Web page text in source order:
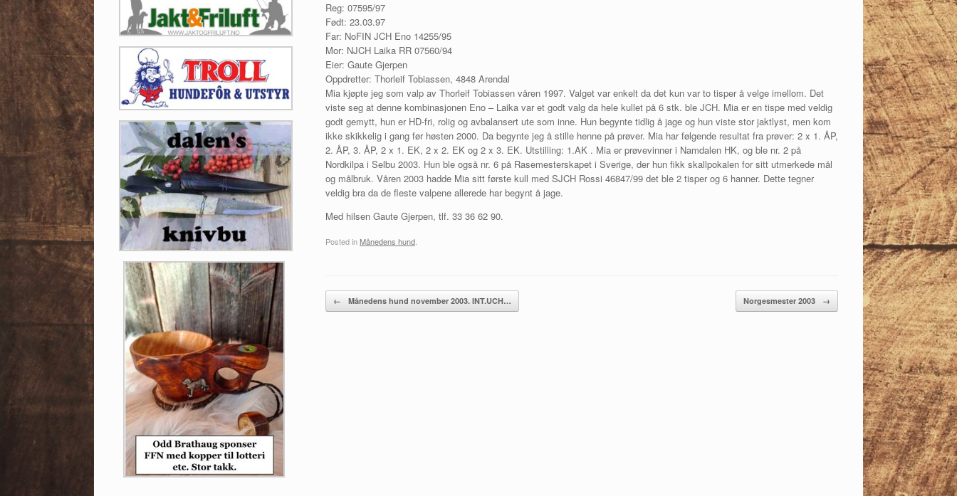
Reg: 07595/97
Født: 23.03.97
Far: NoFIN JCH Eno 14255/95
Mor: NJCH Laika RR 07560/94
Eier: Gaute Gjerpen
Oppdretter: Thorleif Tobiassen, 4848 Arendal
Mia kjøpte jeg som valp av Thorleif Tobiassen våren 1997. Valget var enkelt da det kun var to tisper å velge imellom. Det
viste seg at denne kombinasjonen Eno – Laika var et godt valg da hele kullet på 6 stk. ble JCH. Mia er en tispe med veldig
godt gemytt, hun er HD-fri, rolig og avbalansert ute som inne. Hun begynte tidlig å jage og hun viste stor jaktlyst, men kom
ikke skikkelig i gang før høsten 2000. Da begynte jeg å stille henne på prøver. Mia har følgende resultat fra prøver: 2 x 1. ÅP,
2. ÅP, 3. ÅP, 2 x 1. EK, 2 x 2. EK og 2 x 3. EK. Utstilling: 1.AK . Mia er prøvevinner i Namdalen HK, og ble nr. 2 på
Nordkilpa i Selbu 2003. Hun ble også nr. 6 på Rasemesterskapet i Sverige, der hun fikk skallpokalen for sitt utmerkede mål
og målbruk. Våren 2003 hadde Mia sitt første kull med SJCH Rossi 46847/99 det ble 2 tisper og 6 hanner. Dette tegner
veldig bra da de fleste valpene allerede har begynt å jage.
Med hilsen Gaute Gjerpen, tlf. 33 36 62 90.
Posted in Månedens hund
Post navigation
← Månedens hund november 2003. INT.UCH… Norgesmester 2003 →